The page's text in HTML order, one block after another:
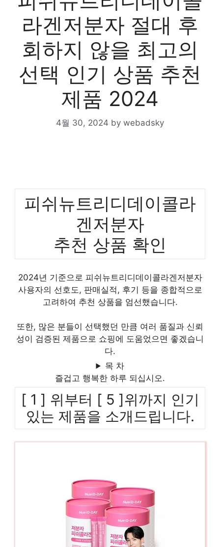
라겐저분자 절대 후
회하지 않을 최고의
선택 인기 상품 추천
제품 2024
4월 30, 2024 by webadsky
피쉬뉴트리디데이콜라
겐저분자
추천 상품 확인
2024년 기준으로 피쉬뉴트리디데이콜라겐저분자
사용자의 선호도, 판매실적, 후기 등을 종합적으로
고려하여 추천 상품을 엄선했습니다.
또한, 많은 분들이 선택했던 만큼 여러 품질과 신뢰
성이 검증된 제품으로 쇼핑에 도움었으면 좋겠습니
다.
목 차
즐겁고 행복한 하루 되십시오.
[ 1 ] 위부터 [ 5 ]위까지 인기
있는 제품을 소개드립니다.